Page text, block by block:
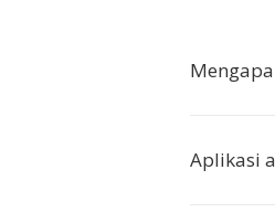
Mengapa
Aplikasi